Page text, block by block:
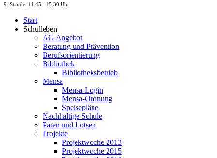
9. Stunde: 14:45 - 15:30 Uhr
Start
Schulleben
AG Angebot
Beratung und Prävention
Berufsorientierung
Bibliothek
Bibliotheksbetrieb
Mensa
Mensa-Login
Mensa-Ordnung
Speisepläne
Nachhaltige Schule
Paten und Lotsen
Projekte
Projektwoche 2013
Projektwoche 2015